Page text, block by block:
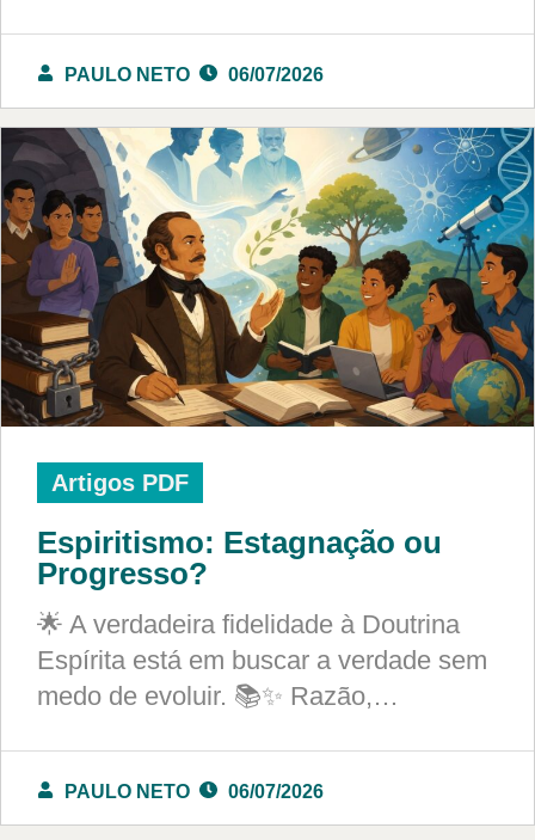
PAULO NETO 06/07/2026
Artigos PDF
Espiritismo: Estagnação ou
Progresso?
🌟 A verdadeira fidelidade à Doutrina
Espírita está em buscar a verdade sem
medo de evoluir. 📚✨ Razão,…
PAULO NETO 06/07/2026